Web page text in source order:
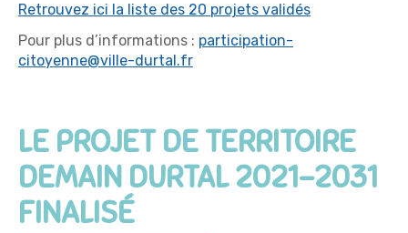
Retrouvez ici la liste des 20 projets validés
Pour plus d’informations : participation-
citoyenne@ville-durtal.fr
LE PROJET DE TERRITOIRE
DEMAIN DURTAL2021-2031
FINALISÉ